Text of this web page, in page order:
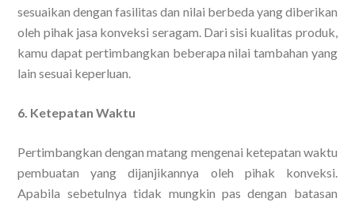
sesuaikan dengan fasilitas dan nilai berbeda yang diberikan
oleh pihak jasa konveksi seragam. Dari sisi kualitas produk,
kamu dapat pertimbangkan beberapa nilai tambahan yang
lain sesuai keperluan.
6. Ketepatan Waktu
Pertimbangkan dengan matang mengenai ketepatan waktu
pembuatan yang dijanjikannya oleh pihak konveksi.
Apabila sebetulnya tidak mungkin pas dengan batasan